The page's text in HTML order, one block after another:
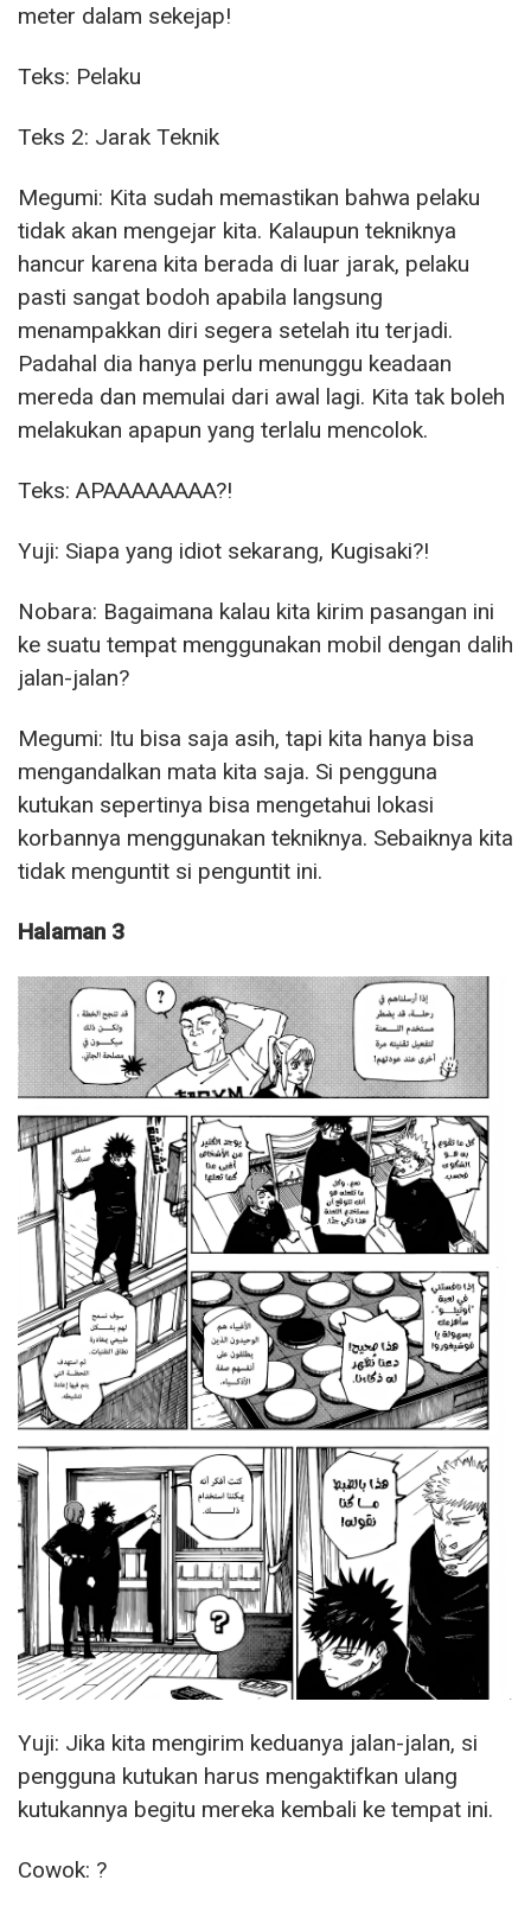
meter dalam sekejap!
Teks: Pelaku
Teks 2: Jarak Teknik
Megumi: Kita sudah memastikan bahwa pelaku
tidak akan mengejar kita. Kalaupun tekniknya
hancur karena kita berada di luar jarak, pelaku
pasti sangat bodoh apabila langsung
menampakkan diri segera setelah itu terjadi.
Padahal dia hanya perlu menunggu keadaan
mereda dan memulai dari awal lagi. Kita tak boleh
melakukan apapun yang terlalu mencolok.
Teks: APAAAAAAAA?!
Yuji: Siapa yang idiot sekarang, Kugisaki?!
Nobara: Bagaimana kalau kita kirim pasangan ini
ke suatu tempat menggunakan mobil dengan dalih
jalan-jalan?
Megumi: Itu bisa saja asih, tapi kita hanya bisa
mengandalkan mata kita saja. Si pengguna
kutukan sepertinya bisa mengetahui lokasi
korbannya menggunakan tekniknya. Sebaiknya kita
tidak menguntit si penguntit ini.
Halaman 3
Yuji: Jika kita mengirim keduanya jalan-jalan, si
pengguna kutukan harus mengaktifkan ulang
kutukannya begitu mereka kembali ke tempat ini.
Cowok: ?